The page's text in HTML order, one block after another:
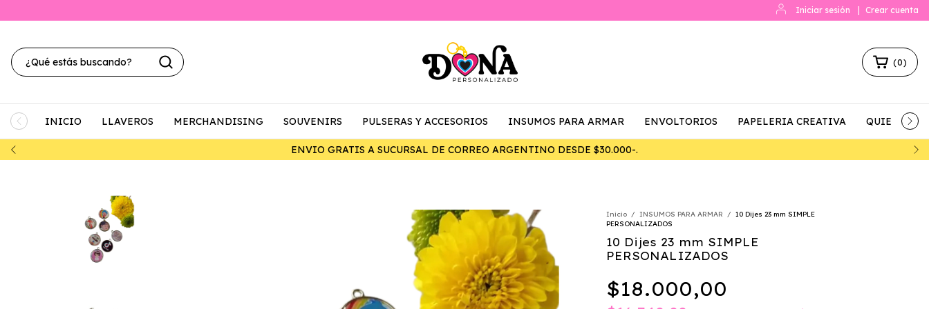
Iniciar sesión Crear cuenta
.
(0)
INICIO LLAVEROS MERCHANDISING SOUVENIRS PULSERAS Y ACCESORIOS INSUMOS PARA ARMAR ENVOLTORIOS PAPELERIA CREATIVA QUIENES
Inicio / INSUMOS PARA ARMAR / 10 Dijes 23 mm SIMPLE
PERSONALIZADOS
10 Dijes 23 mm SIMPLE
PERSONALIZADOS
$18.000,00